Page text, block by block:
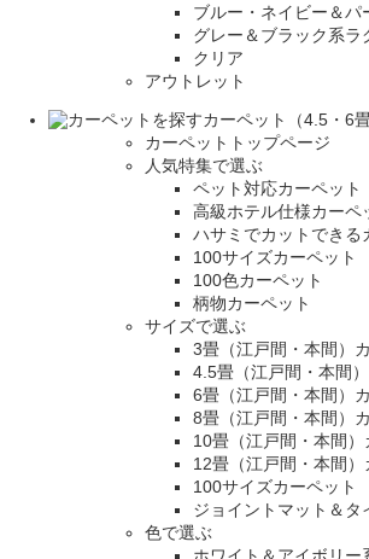
ブルー・ネイビー＆パ
グレー＆ブラック系ラ
クリア
アウトレット
カーペット（4.5・6畳
カーペットトップページ
人気特集で選ぶ
ペット対応カーペット
高級ホテル仕様カーペ
ハサミでカットできる
100サイズカーペット
100色カーペット
柄物カーペット
サイズで選ぶ
3畳（江戸間・本間）
4.5畳（江戸間・本間
6畳（江戸間・本間）
8畳（江戸間・本間）
10畳（江戸間・本間）
12畳（江戸間・本間）
100サイズカーペット
ジョイントマット＆タ
色で選ぶ
ホワイト＆アイボリー